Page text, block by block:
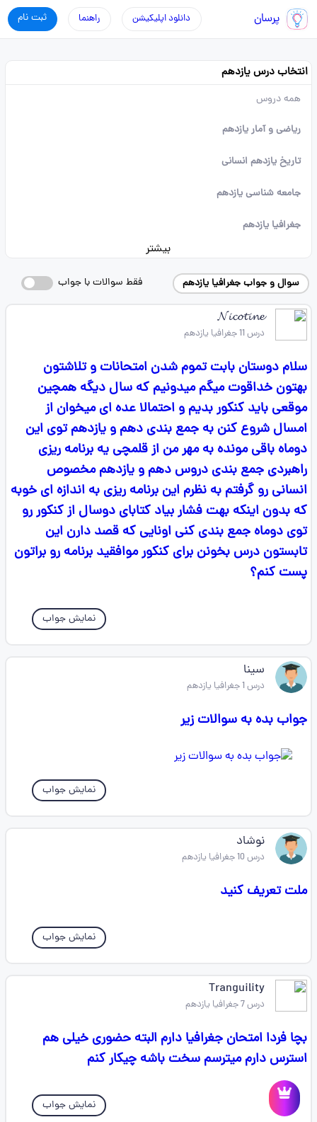
پرسان ثبت نام راهنما دانلود اپلیکیشن
انتخاب درس یازدهم
همه دروس
ریاضی و آمار یازدهم
تاریخ یازدهم انسانی
جامعه شناسی یازدهم
جغرافیا یازدهم
بیشتر
سوال و جواب جغرافیا یازدهم فقط سوالات با جواب
𝓝𝓲𝓬𝓸𝓽𝓲𝓷𝓮
درس 11 جغرافیا یازدهم
سلام دوستان بابت تموم شدن امتحانات و تلاشتون
بهتون خداقوت میگم میدونیم که سال دیگه همچین
موقعی باید کنکور بدیم و احتمالا عده ای میخوان از
امسال شروع کنن به جمع بندی دهم و یازدهم توی این
دوماه باقی مونده به مهر من از قلمچی یه برنامه ریزی
راهبردی جمع بندی دروس دهم و یازدهم مخصوص
انسانی رو گرفتم به نظرم این برنامه ریزی به اندازه ای خوبه
که بدون اینکه بهت فشار بیاد کتابای دوسال از کنکور رو
توی دوماه جمع بندی کنی اونایی که قصد دارن این
تابستون درس بخونن برای کنکور موافقید برنامه رو براتون
پست کنم؟
نمایش جواب
سینا
درس 1 جغرافیا یازدهم
جواب بده به سوالات زیر
نمایش جواب
نوشاد
درس 10 جغرافیا یازدهم
ملت تعریف کنید
نمایش جواب
Tranguility
درس 7 جغرافیا یازدهم
بچا فردا امتحان جغرافیا دارم البته حضوری خیلی هم
استرس دارم میترسم سخت باشه چیکار کنم
نمایش جواب